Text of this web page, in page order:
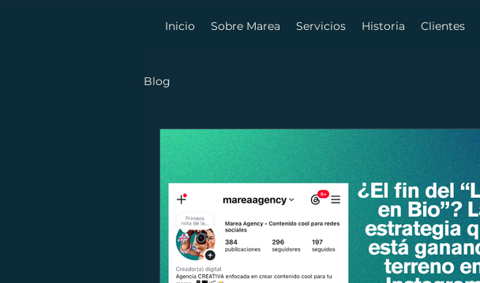
Inicio Sobre Marea Servicios Historia Clientes
Blog